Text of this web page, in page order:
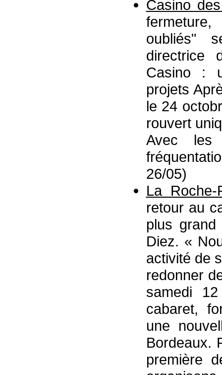
Casino
oubliés"
directrice
Casino :
projets
le 24
rouvert
Avec les
26/05)
La Roche-
retour au
plus
Diez. «
activité de
redonner
samedi
cabaret,
une
Bordeaux.
première